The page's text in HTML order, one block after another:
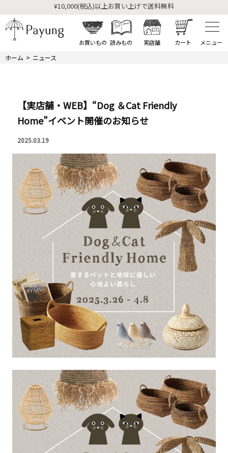
¥10,000(税込)以上お買い上げで送料無料
¥10,000(税込)以上お買い上げで送料無料
お買いもの 読みもの 実店舗 カート
ホーム ニュース
【実店舗・WEB】“Dog ＆Cat Friendly
Home”イベント開催のお知らせ
2025.03.19